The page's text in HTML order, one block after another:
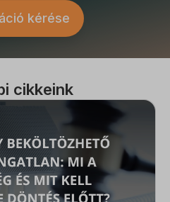
kérése
cikkeink